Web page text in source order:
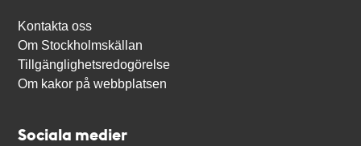
Kontakta oss
Om Stockholmskällan
Tillgänglighetsredogörelse
Om kakor på webbplatsen
Sociala medier